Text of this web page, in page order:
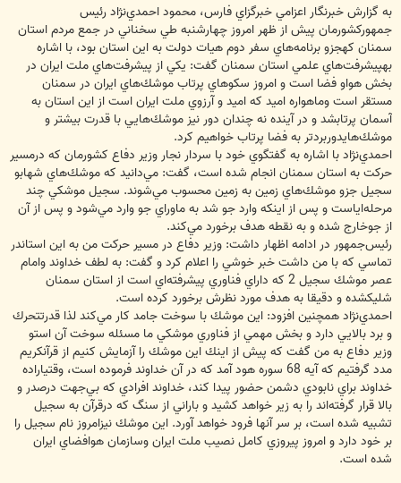
به گزارش خبرنگار اعزامي خبرگزاي فارس، محمود احمدي‌نژاد رئيس
جمهوركشورمان پيش از ظهر امروز چهارشنبه طي سخناني در جمع مردم استان
سمنان كهجزو برنامه‌هاي سفر دوم هيات دولت به اين استان بود، با اشاره
بهپيشرفت‌هاي علمي استان سمنان گفت: يكي از پيشرفت‌هاي ملت ايران در
بخش هواو فضا است و امروز سكوهاي پرتاب موشك‌هاي ايران در سمنان
مستقر است وماهواره اميد كه اميد و آرزوي ملت ايران است از اين استان به
آسمان پرتابشد و در آينده نه چندان دور نيز موشك‌هايي با قدرت بيشتر و
موشك‌هايدوربردتر به فضا پرتاب خواهيم كرد.
احمدي‌نژاد با اشاره به گفتگوي خود با سردار نجار وزير دفاع كشورمان كه درمسير
حركت به استان سمنان انجام شده است، گفت:‌ مي‌دانيد كه موشك‌هاي شهابو
سجيل جزو موشك‌هاي زمين به زمين محسوب مي‌شوند. سجيل موشكي چند
مرحله‌اياست و پس از اينكه وارد جو شد به ماوراي جو وارد مي‌شود و پس از آن
از جوخارج شده و به نقطه هدف برخورد مي‌كند.
رئيس‌جمهور در ادامه اظهار داشت: وزير دفاع در مسير حركت من به اين استاندر
تماسي كه با من داشت خبر خوشي را اعلام كرد و گفت: به لطف خداوند وامام
عصر موشك سجيل 2 كه داراي فناوري پيشرفته‌اي است از استان سمنان
شليكشده و دقيقا به هدف مورد نظرش برخورد كرده است.
احمدي‌نژاد همچنين افزود: ‌اين موشك با سوخت جامد كار مي‌كند لذا قدرتتحرك
و برد بالايي دارد و بخش مهمي از فناوري موشكي ما مسئله سوخت آن استو
وزير دفاع به من گفت كه پيش از اينك اين موشك را آزمايش كنيم از قرآنكريم
مدد گرفتيم كه آيه 68 سوره هود آمد كه در آن خداوند فرموده است، وقتياراده
خداوند براي نابودي دشمن حضور پيدا كند، خداوند افرادي كه بي‌جهت درصدر و
بالا قرار گرفته‌اند را به زير خواهد كشيد و باراني از سنگ كه درقرآن به سجيل
تشبيه شده است، بر سر آنها فرود خواهد آورد. اين موشك نيزامروز نام سجيل را
بر خود دارد و امروز پيروزي كامل نصيب ملت ايران وسازمان هوافضاي ايران
شده است.